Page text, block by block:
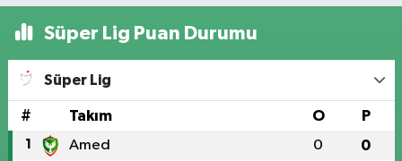
Süper Lig Puan Durumu
Süper Lig
# Takım O P
1 Amed 0 0